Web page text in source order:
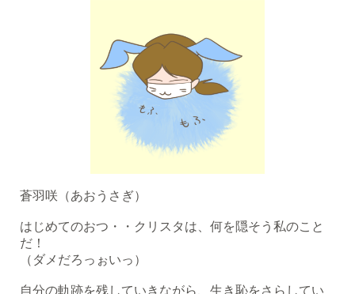
蒼羽咲（あおうさぎ）
はじめてのおつ・・クリスタは、何を隠そう私のこと
だ！
（ダメだろっぉいっ）
自分の軌跡を残していきながら、生き恥をさらしてい